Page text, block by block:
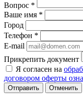
Вопрос *
Ваше имя *
Город
Телефон *
E-mail
Прикрепить документ
Я согласен на
договором оферты
Отменить